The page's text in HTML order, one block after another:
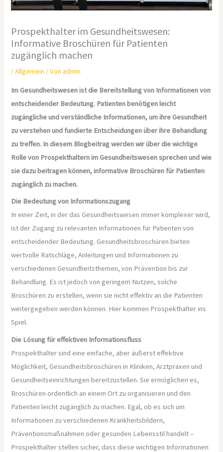
Prospekthalter im Gesundheitswesen:
Informative Broschüren für Patienten
zugänglich machen
/Allgemein / Vonadmin
Im Gesundheitswesen ist die Bereitstellung von Informationen von
entscheidender Bedeutung. Patienten benötigen leicht
zugängliche und verständliche Informationen, um ihre Gesundheit
zu verstehen und fundierte Entscheidungen über ihre Behandlung
zu treffen. In diesem Blogbeitrag werden wir über die wichtige
Rolle von Prospekthaltern im Gesundheitswesen sprechen und wie
sie dazu beitragen können, informative Broschüren für Patienten
zugänglich zu machen.
Die Bedeutung von Informationszugang
In einer Zeit, in der das Gesundheitswesen immer komplexer wird,
ist der Zugang zu relevanten Informationen für Patienten von
entscheidender Bedeutung. Gesundheitsbroschüren bieten
wertvolle Ratschläge, Anleitungen und Informationen zu
verschiedenen Gesundheitsthemen, von Prävention bis zur
Behandlung. Es ist jedoch von geringem Nutzen, solche
Broschüren zu erstellen, wenn sie nicht effektiv an die Patienten
weitergegeben werden können. Hier kommen Prospekthalter ins
Spiel.
Die Lösung für effektiven Informationsfluss
Prospekthalter sind eine einfache, aber äußerst effektive
Möglichkeit, Gesundheitsbroschüren in Kliniken, Arztpraxen und
Gesundheitseinrichtungen bereitzustellen. Sie ermöglichen es,
Broschüren ordentlich an einem Ort zu organisieren und den
Patienten leicht zugänglich zu machen. Egal, ob es sich um
Informationen zu verschiedenen Krankheitsbildern,
Präventionsmaßnahmen oder gesunden Lebensstil handelt –
Prospekthalter stellen sicher, dass diese wichtigen Informationen